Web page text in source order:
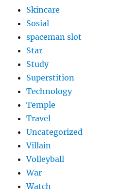
Skincare
Sosial
spaceman slot
Star
Study
Superstition
Technology
Temple
Travel
Uncategorized
Villain
Volleyball
War
Watch